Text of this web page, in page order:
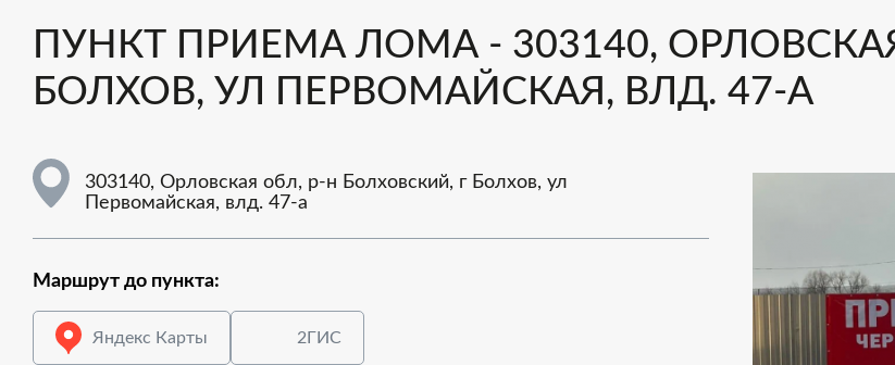
ПУНКТ ПРИЕМА ЛОМА - 303140,
БОЛХОВ, УЛ ПЕРВОМАЙСКАЯ, ВЛД. 47-А
303140, Орловская обл, р-н Болховский, г Болхов, ул
Первомайская, влд. 47-а
Маршрут до пункта:
Яндекс Карты 2ГИС